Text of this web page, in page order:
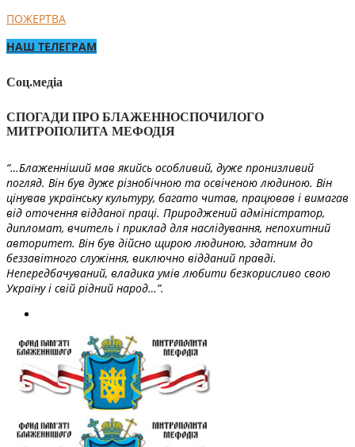
ПОЖЕРТВА
НАШ ТЕЛЕГРАМ
Соц.медіа
СПОГАДИ ПРО БЛАЖЕННОСПОЧИЛОГО
МИТРОПОЛИТА МЕФОДІЯ
“…Блаженніший мав якийсь особливий, дуже пронизливий
погляд. Він був дуже різнобічною та освіченою людиною. Він
цінував українську культуру, багато читав, працював і вимагав
від оточення відданої праці. Природжений адміністратор,
дипломат, вчитель і приклад для наслідування, непохитний
авторитет. Він був дійсно щирою людиною, здатним до
беззавітного служіння, виключно відданий правді.
Непередбачуваний, владика умів любити безкорисливо свою
Україну і свій рідний народ…”.